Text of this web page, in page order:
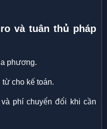
và tuân thủ pháp
phương.
cho kế toán.
phí chuyển đổi khi cần